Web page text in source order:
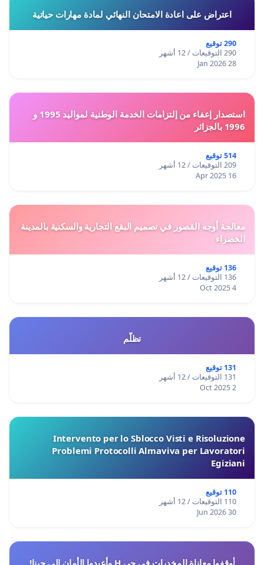
اعتراض على اعادة الامتحان النهائي لمادة مهارات حياتية
290 توقيع
290 التوقيعات / 12 أشهر
28 Jan 2026
استصدار إعفاء من إلتزامات الخدمة الوطنية لمواليد 1995 و
1996 بالجزائر
514 توقيع
209 التوقيعات / 12 أشهر
16 Apr 2025
معالجة أوجه القصور في تصميم البقع التجارية والسكنية بالمدينة
الخضراء
136 توقيع
136 التوقيعات / 12 أشهر
4 Oct 2025
تظلّم
131 توقيع
131 التوقيعات / 12 أشهر
2 Oct 2025
Intervento per lo Sblocco Visti e Risoluzione
Problemi Protocolli Almaviva per Lavoratori
Egiziani
110 توقيع
110 التوقيعات / 12 أشهر
30 Jun 2026